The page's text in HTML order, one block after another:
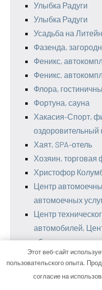
Улыбка Радуги
Улыбка Радуги
Усадьба на
Фазенда,
Феникс,
Феникс,
Флора,
Фортуна, сауна
Хакасия-Спорт,
оздоровительный
Хаят, SPA-отель
Хозяин, торговая
Христофор
Центр
автомоечных
Центр
автомобилей,
обслуживания
Черемушки,
Чкаловские бани
Этот веб-сайт
пользовательского опыта.
согласие на